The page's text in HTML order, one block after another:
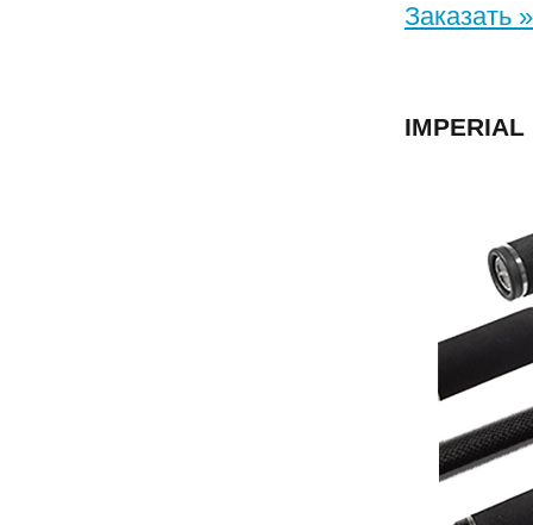
Заказать »
IMPERIAL